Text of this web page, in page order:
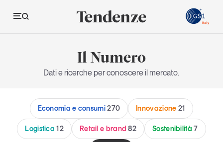
Tendenze
Economia e consumi
Innovazione
Logistica
Il Numero
Dati e ricerche per conoscere il mercato.
Economia e consumi270 Innovazione 21
Logistica12 Retail e brand82 Sostenibilità7